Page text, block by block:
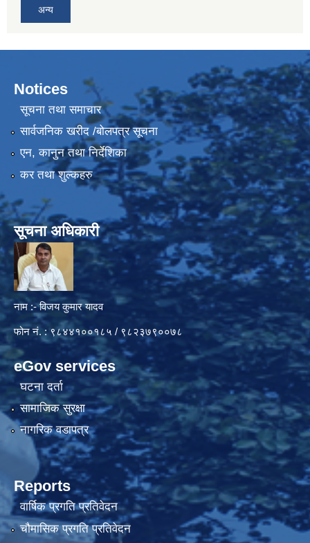
अन्य
Notices
सूचना तथा समाचार
सार्वजनिक खरीद /बोलपत्र सूचना
एन, कानुन तथा निर्देशिका
कर तथा शुल्कहरु
सूचना अधिकारी
नाम :- विजय कुमार यादव
फोन नं. : ९८४४१००१८५ / ९८२३७९००७८
eGov services
घटना दर्ता
सामाजिक सुरक्षा
नागरिक वडापत्र
Reports
वार्षिक प्रगति प्रतिवेदन
चौमासिक प्रगति प्रतिवेदन